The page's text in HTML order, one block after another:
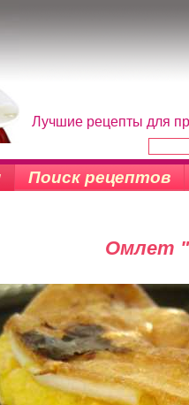
Лучшие рецепты для
Поиск рецептов
Омлет